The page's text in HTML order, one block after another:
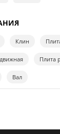
Клин
Плита
Вал